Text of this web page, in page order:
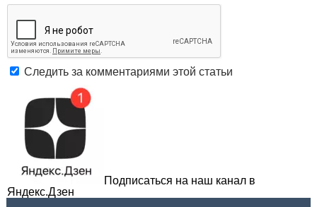
Следить за комментариями этой статьи
Подписаться на наш канал в
Яндекс.Дзен